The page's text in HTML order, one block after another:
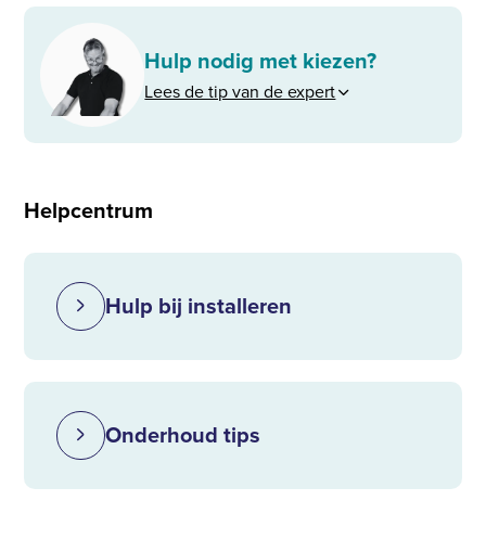
Hulp nodig met kiezen?
Lees de tip van de expert
Helpcentrum
Hulp bij installeren
Onderhoud tips